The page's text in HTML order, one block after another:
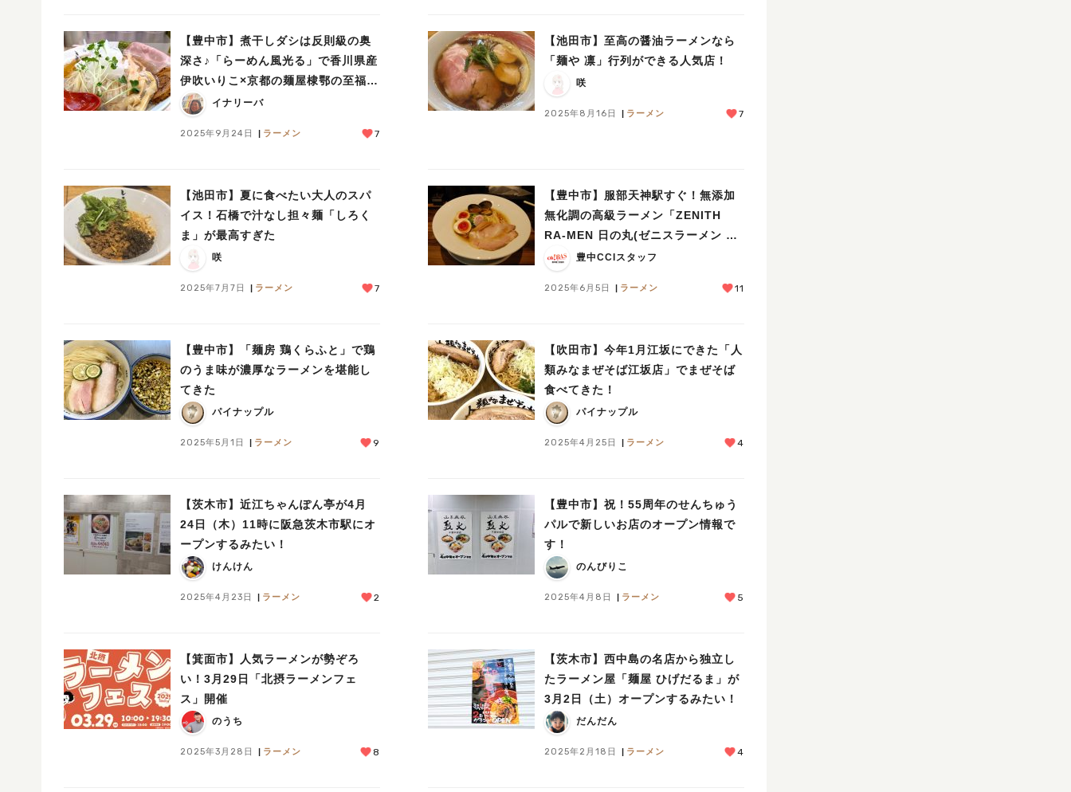
【豊中市】煮干しダシは反則級の奥
深さ♪「らーめん風光る」で香川県産
伊吹いりこ×京都の麺屋棣鄂の至福コ
ラボをイナリーバ
2025年9月24日 ラーメン 7
【池田市】至高の醤油ラーメンなら
「麺や 凛」行列ができる人気店！
咲
2025年8月16日 ラーメン 7
【池田市】夏に食べたい大人のスパ
イス！石橋で汁なし担々麺「しろく
ま」が最高すぎた
咲
2025年7月7日 ラーメン 7
【豊中市】服部天神駅すぐ！無添加
無化調の高級ラーメン「ZENITH
RA-MEN 日の丸(ゼニスラーメン ヒ
ノマル)」豊中CCIスタッフ
2025年6月5日 ラーメン 11
【豊中市】「麺房 鶏くらふと」で鶏
のうま味が濃厚なラーメンを堪能し
てきた
パイナップル
2025年5月1日 ラーメン 9
【吹田市】今年1月江坂にできた「人
類みなまぜそば江坂店」でまぜそば
食べてきた！
パイナップル
2025年4月25日 ラーメン 4
【茨木市】近江ちゃんぽん亭が4月
24日（木）11時に阪急茨木市駅にオ
ープンするみたい！
けんけん
2025年4月23日 ラーメン 2
【豊中市】祝！55周年のせんちゅう
パルで新しいお店のオープン情報で
す！
のんびりこ
2025年4月8日 ラーメン 5
【箕面市】人気ラーメンが勢ぞろ
い！3月29日「北摂ラーメンフェ
ス」開催
のうち
2025年3月28日 ラーメン 8
【茨木市】西中島の名店から独立し
たラーメン屋「麺屋 ひげだるま」が
3月2日（土）オープンするみたい！
だんだん
2025年2月18日 ラーメン 4